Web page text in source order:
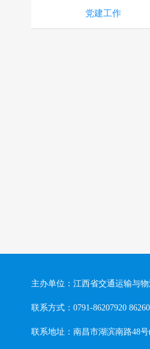
党建工作
主办单位：江西省交通运输与
联系方式：0791-86207920
联系地址：南昌市湖滨南路48